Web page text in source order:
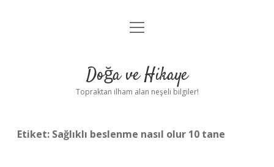
Anasayfa
Yasal Uyarı
menüyü
Doğa ve Hikaye
Topraktan ilham alan neşeli bilgiler!
Etiket: Sağlıklı beslenme nasıl olur 10 tane